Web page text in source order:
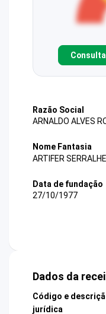
Razão Social
ARNALDO ALVES
Nome Fantasia
ARTIFER
Data de fundação
27/10/1977
Dados da
Código e
jurídica